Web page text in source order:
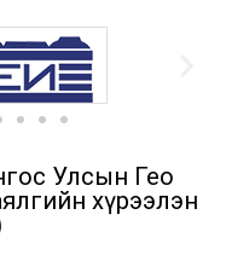
Улсын Гео
хүрээлэн